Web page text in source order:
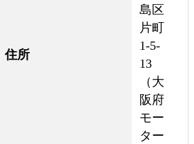
住所
島区
片町
1-5-
13
（大
阪府
モー
ター